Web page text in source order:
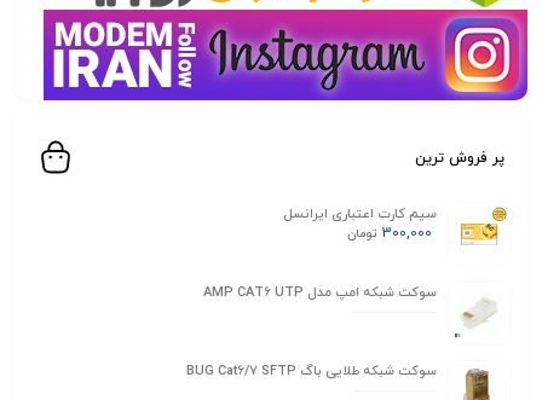
پر فروش ترین
سیم کارت اعتباری ایرانسل
300,000 تومان
سوکت شبکه امپ مدل AMP CAT6 UTP
سوکت شبکه طلایی باگ BUG Cat6/7 SFTP